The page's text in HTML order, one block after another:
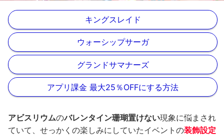
キングスレイド
ウォーシップサーガ
グランドサマナーズ
アプリ課金 最大25％OFFにする方法
アビスリウムのバレンタイン珊瑚置けない現象に悩まされ
ていて、せっかくの楽しみにしていたイベントの装飾設定